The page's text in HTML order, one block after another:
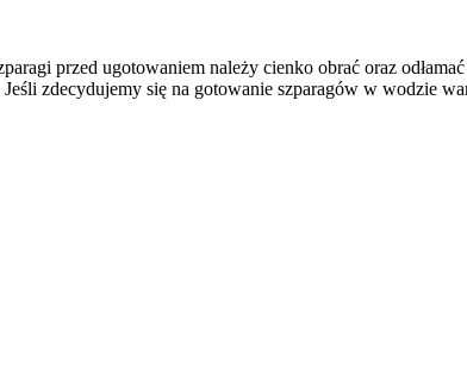
przed ugotowaniem należy cienko obrać oraz
zdecydujemy się na gotowanie szparagów w wodzie